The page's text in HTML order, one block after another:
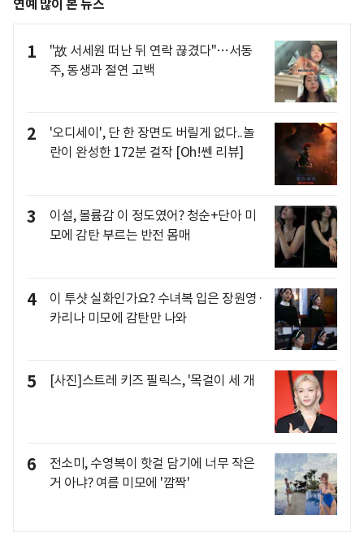
연예 많이 본 뉴스
1
"故 서세원 떠난 뒤 연락 끊겼다"…서동
주, 동생과 절연 고백
2
'오디세이', 단 한 장면도 버릴게 없다..놀
란이 완성한 172분 걸작 [Oh!쎈 리뷰]
3
이설, 볼륨감 이 정도였어? 청순+단아 미
모에 감탄 부르는 반전 몸매
4
이 투샷 실화인가요? 수녀복 입은 장원영·
카리나 미모에 감탄만 나와
5 [사진]스트레 키즈 필릭스, '목걸이 세 개
6
전소미, 수영복이 핫걸 담기에 너무 작은
거 아냐? 여름 미모에 '깜짝'